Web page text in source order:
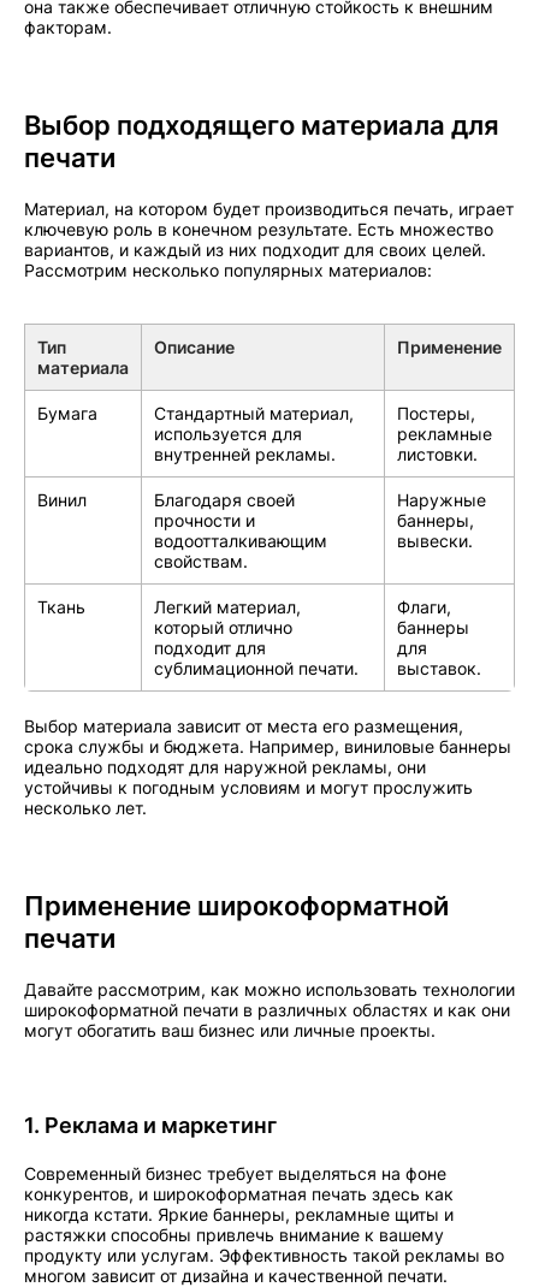
она также обеспечивает отличную стойкость к внешним
факторам.
Выбор подходящего материала для
печати
Материал, на котором будет производиться печать, играет
ключевую роль в конечном результате. Есть множество
вариантов, и каждый из них подходит для своих целей.
Рассмотрим несколько популярных материалов:
Тип
материала
Описание Применение
Бумага
Стандартный материал,
используется для
внутренней рекламы.
Постеры,
рекламные
листовки.
Винил
Благодаря своей
прочности и
водоотталкивающим
свойствам.
Наружные
баннеры,
вывески.
Ткань
Легкий материал,
который отлично
подходит для
сублимационной печати.
Флаги,
баннеры
для
выставок.
Выбор материала зависит от места его размещения,
срока службы и бюджета. Например, виниловые баннеры
идеально подходят для наружной рекламы, они
устойчивы к погодным условиям и могут прослужить
несколько лет.
Применение широкоформатной
печати
Давайте рассмотрим, как можно использовать технологии
широкоформатной печати в различных областях и как они
могут обогатить ваш бизнес или личные проекты.
1. Реклама и маркетинг
Современный бизнес требует выделяться на фоне
конкурентов, и широкоформатная печать здесь как
никогда кстати. Яркие баннеры, рекламные щиты и
растяжки способны привлечь внимание к вашему
продукту или услугам. Эффективность такой рекламы во
многом зависит от дизайна и качественной печати.